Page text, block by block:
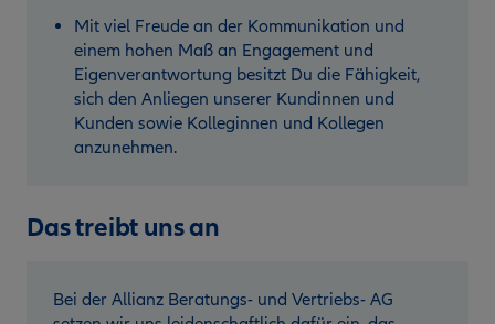
Mit viel Freude an der Kommunikation und
einem hohen Maß an Engagement und
Eigenverantwortung besitzt Du die Fähigkeit,
sich den Anliegen unserer Kundinnen und
Kunden sowie Kolleginnen und Kollegen
anzunehmen.
Das treibt uns an
Bei der Allianz Beratungs- und Vertriebs- AG